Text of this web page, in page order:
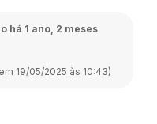
há 1 ano, 2 meses
19/05/2025 às 10:43)